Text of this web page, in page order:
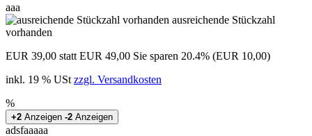
aaa
ausreichende Stückzahl
vorhanden
EUR 39,00 statt EUR 49,00 Sie sparen 20.4% (EUR 10,00)
inkl. 19 % USt zzgl. Versandkosten
%
+2 Anzeigen -2 Anzeigen
adsfaaaaa